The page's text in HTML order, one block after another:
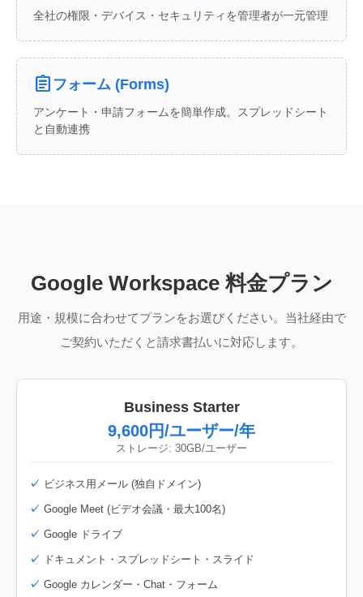
全社の権限・デバイス・セキュリティを管理者が一元管理
assignment フォーム (Forms)
アンケート・申請フォームを簡単作成。スプレッドシート
と自動連携
Google Workspace 料金プラン
用途・規模に合わせてプランをお選びください。当社経由で
ご契約いただくと請求書払いに対応します。
Business Starter
9,600円/ユーザー/年
ストレージ: 30GB/ユーザー
ビジネス用メール (独自ドメイン)
Google Meet (ビデオ会議・最大100名)
Google ドライブ
ドキュメント・スプレッドシート・スライド
Google カレンダー・Chat・フォーム